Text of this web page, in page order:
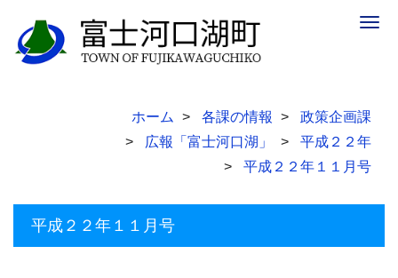
ホーム 各課の情報
政策企画課
広報「富士河口湖」
平成２２年
平成２２年１１月号
平成２２年１１月号